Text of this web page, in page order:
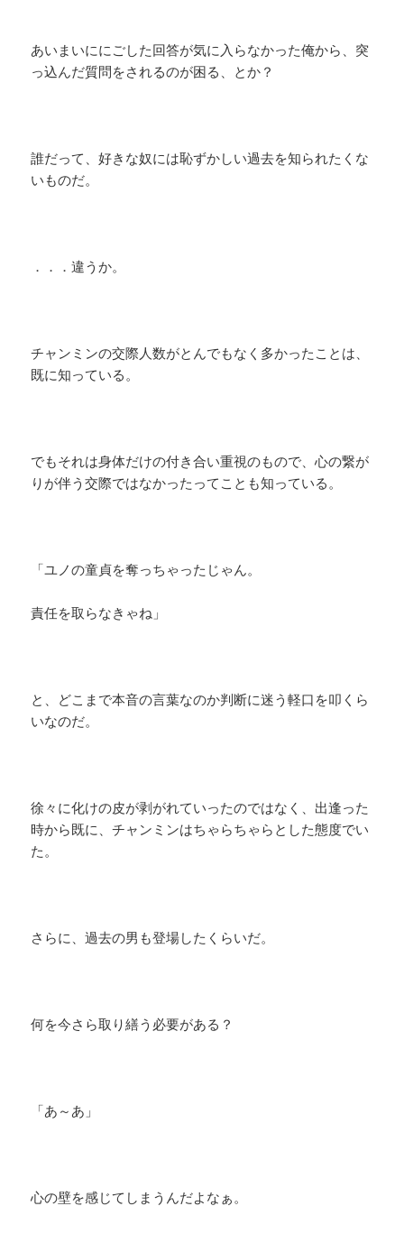
あいまいににごした回答が気に入らなかった俺から、突
っ込んだ質問をされるのが困る、とか？
誰だって、好きな奴には恥ずかしい過去を知られたくな
いものだ。
．．．違うか。
チャンミンの交際人数がとんでもなく多かったことは、
既に知っている。
でもそれは身体だけの付き合い重視のもので、心の繋が
りが伴う交際ではなかったってことも知っている。
「ユノの童貞を奪っちゃったじゃん。
責任を取らなきゃね」
と、どこまで本音の言葉なのか判断に迷う軽口を叩くら
いなのだ。
徐々に化けの皮が剥がれていったのではなく、出逢った
時から既に、チャンミンはちゃらちゃらとした態度でい
た。
さらに、過去の男も登場したくらいだ。
何を今さら取り繕う必要がある？
「あ～あ」
心の壁を感じてしまうんだよなぁ。